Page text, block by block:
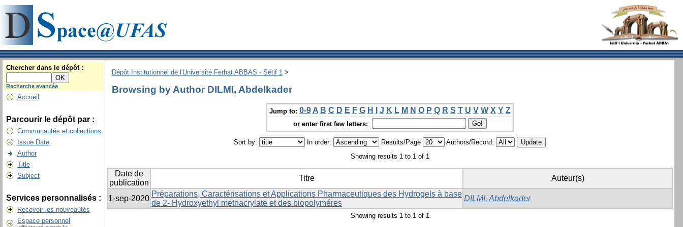
Chercher dans le dépôt :
Recherche avancée
Accueil
Parcourir le dépôt par :
Communautés et collections
Issue Date
Author
Title
Subject
Services personnalisés :
Recevoir les nouveautés
Espace personnel
Dépôt Institutionnel de l'Université Ferhat ABBAS - Sétif 1 >
Browsing by Author DILMI, Abdelkader
Jump to: 0-9 A B C D E F G H J K L M N O P Q R S T U V W X Y Z
or enter first few letters:
Sort by: In order: Results/Page
Authors/Record:
Showing results 1 to 1 of 1
Date de
publication
Titre Auteur(s)
1-sep-2020
Préparations, Caractérisations et Applications Pharmaceutiques des Hydrogels à base
de 2- Hydroxyethyl methacrylate et des biopolyméres
DILMI, Abdelkader
Showing results 1 to 1 of 1